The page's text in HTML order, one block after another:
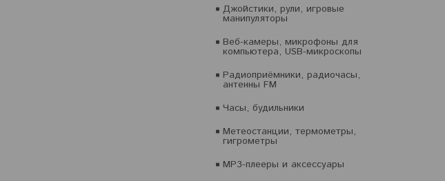
Джойстики, рули, игровые
манипуляторы
Веб-камеры, микрофоны для
компьютера, USB-микроскопы
Радиоприёмники, радиочасы,
антенны FM
Часы, будильники
Метеостанции, термометры,
гигрометры
MP3-плееры и аксессуары